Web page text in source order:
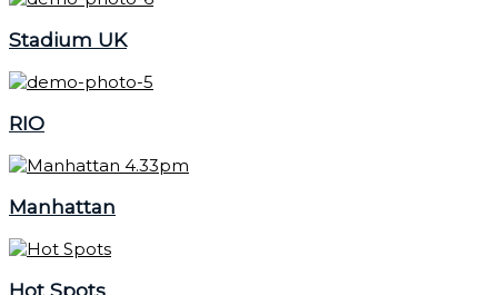
Stadium UK
RIO
Manhattan
Hot Spots